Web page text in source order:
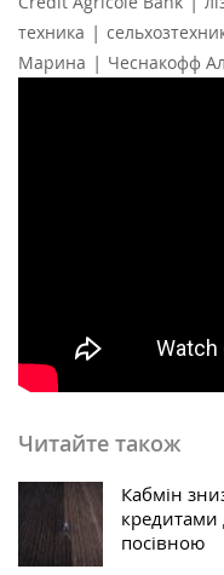
техника |
Марина | Чеснакофф
Читайте також
Кабмін
кредитами
посівною